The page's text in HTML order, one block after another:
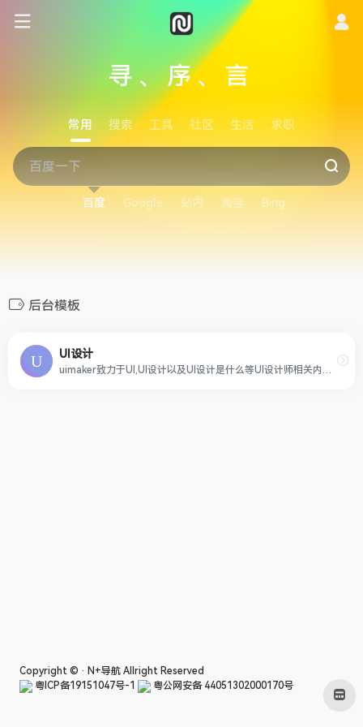
寻、序、言
常用 搜索 工具 社区 生活 求职
百度 Google 站内 淘宝 Bing
后台模板
UI设计
Copyright © · N+导航 Allright Reserved
粤ICP备19151047号-1
粤公网安备 44051302000170号